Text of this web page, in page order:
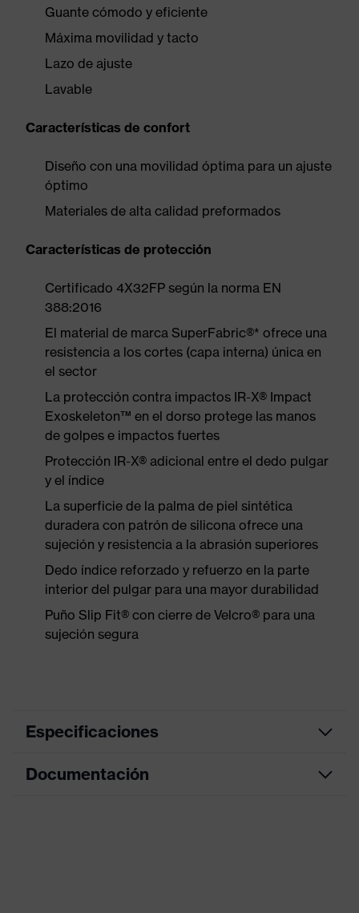
Guante cómodo y eficiente
Máxima movilidad y tacto
Lazo de ajuste
Lavable
Características de confort
Diseño con una movilidad óptima para un ajuste
óptimo
Materiales de alta calidad preformados
Características de protección
Certificado 4X32FP según la norma EN
388:2016
El material de marca SuperFabric®* ofrece una
resistencia a los cortes (capa interna) única en
el sector
La protección contra impactos IR-X® Impact
Exoskeleton™ en el dorso protege las manos
de golpes e impactos fuertes
Protección IR-X® adicional entre el dedo pulgar
y el índice
La superficie de la palma de piel sintética
duradera con patrón de silicona ofrece una
sujeción y resistencia a la abrasión superiores
Dedo índice reforzado y refuerzo en la parte
interior del pulgar para una mayor durabilidad
Puño Slip Fit® con cierre de Velcro® para una
sujeción segura
Especificaciones
color de
Documentación